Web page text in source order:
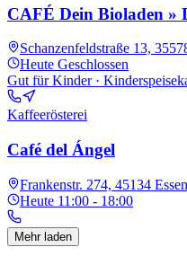
CAFÉ Dein Bioladen »
Schanzenfeldstraße 13,
Heute Geschlossen
Gut für Kinder ·
Kaffeerösterei
Café del Ángel
Frankenstr. 274, 45134 Essen
Heute 11:00 - 18:00
Mehr laden